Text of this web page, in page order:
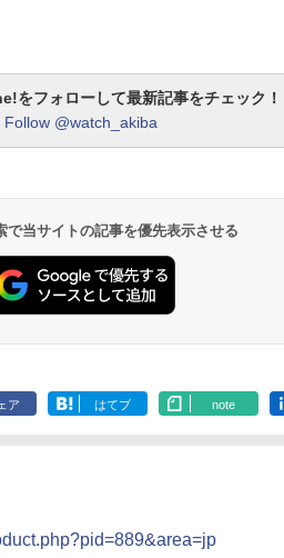
をフォローして最新記事をチェック！
Follow @watch_akiba
で当サイトの記事を優先表示させる
ア はてブ note